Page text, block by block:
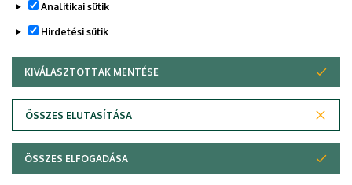
Adatvédelem
Copyright © 2026 Unideb
Analitikai sütik
Hirdetési sütik
KIVÁLASZTOTTAK MENTÉSE
ÖSSZES ELUTASÍTÁSA
WITHDRAW CONSENT
ÖSSZES ELFOGADÁSA